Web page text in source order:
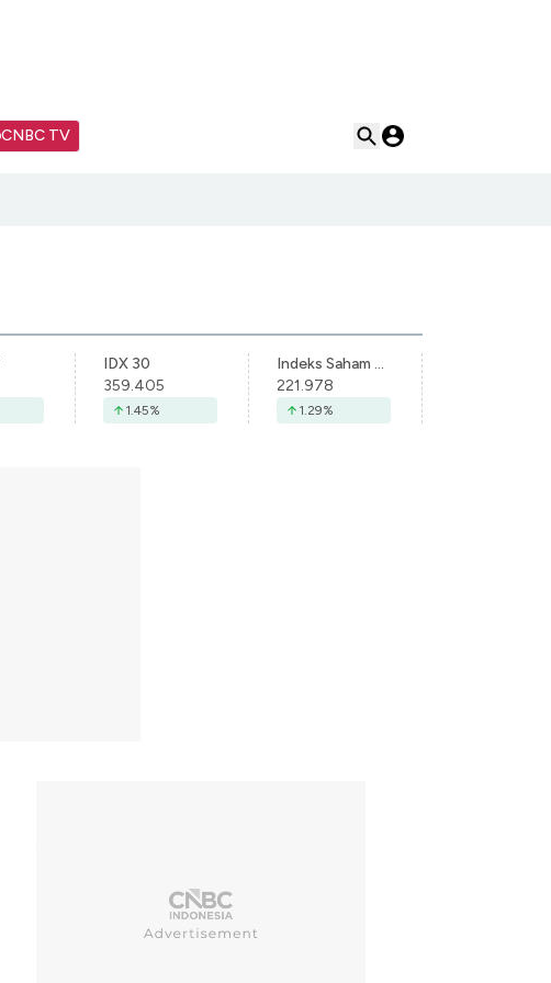
CNBC TV
IDX 30
359.405
1.45%
Indeks Saham Syariah Indonesia
221.978
1.29%